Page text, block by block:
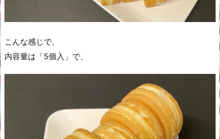
こんな感じで、
内容量は「5個入」で、